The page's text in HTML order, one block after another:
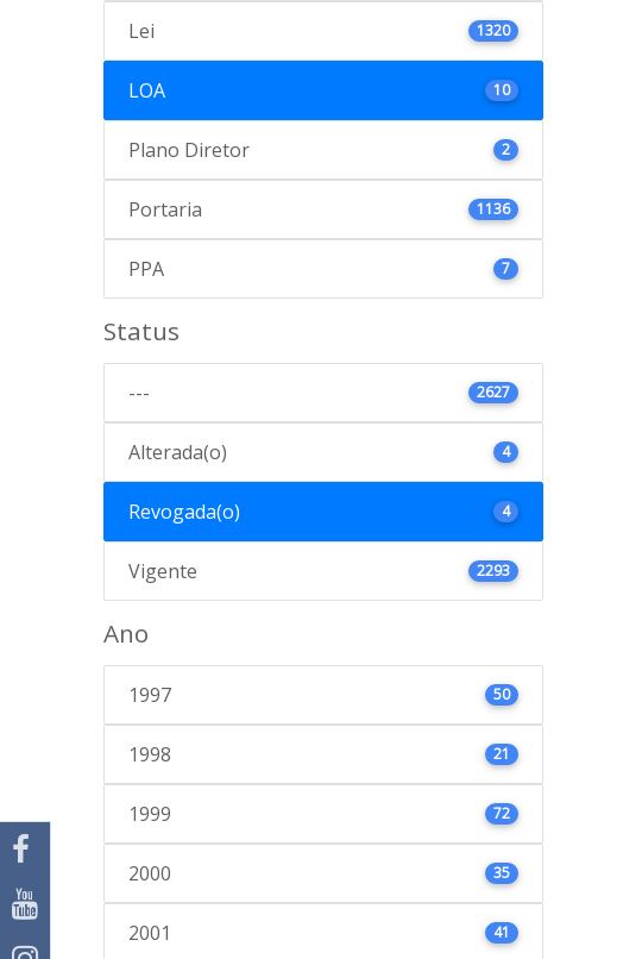
Lei 1320
LOA 10
Plano Diretor 2
Portaria 1136
PPA 7
Status
--- 2627
Alterada(o) 4
Revogada(o) 4
Vigente 2293
Ano
1997 50
1998 21
1999 72
2000 35
2001 41